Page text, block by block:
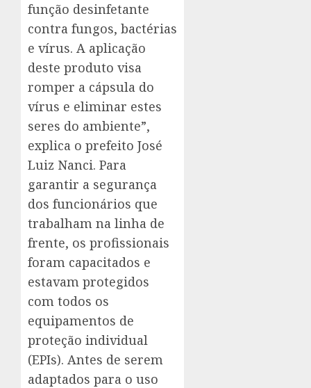
função desinfetante
contra fungos, bactérias
e vírus. A aplicação
deste produto visa
romper a cápsula do
vírus e eliminar estes
seres do ambiente”,
explica o prefeito José
Luiz Nanci. Para
garantir a segurança
dos funcionários que
trabalham na linha de
frente, os profissionais
foram capacitados e
estavam protegidos
com todos os
equipamentos de
proteção individual
(EPIs). Antes de serem
adaptados para o uso